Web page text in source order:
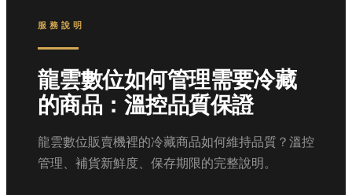
服務說明
龍雲數位如何管理需要冷藏
的商品：溫控品質保證
龍雲數位販賣機裡的冷藏商品如何維持品質？溫控
管理、補貨新鮮度、保存期限的完整說明。